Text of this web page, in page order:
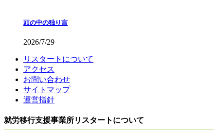
頭の中の独り言
2026/7/29
リスタートについて
アクセス
お問い合わせ
サイトマップ
運営指針
就労移行支援事業所リスタートについて